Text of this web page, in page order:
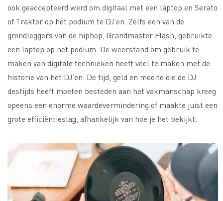
ook geaccepteerd werd om digitaal met een laptop en Serato
of Traktor op het podium te DJ’en. Zelfs een van de
grondleggers van de hiphop, Grandmaster Flash, gebruikte
een laptop op het podium. De weerstand om gebruik te
maken van digitale technieken heeft veel te maken met de
historie van het DJ’en. De tijd, geld en moeite die de DJ
destijds heeft moeten besteden aan het vakmanschap kreeg
opeens een enorme waardevermindering of maakte juist een
grote efficiëntieslag, afhankelijk van hoe je het bekijkt.